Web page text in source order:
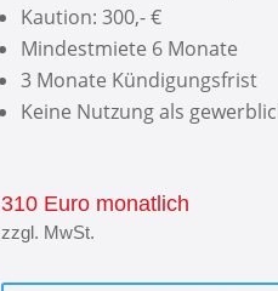
Kaution: 300,- €
Mindestmiete 6 Monate
3 Monate Kündigungsfrist
Keine Nutzung als
310 Euro monatlich
zzgl. MwSt.